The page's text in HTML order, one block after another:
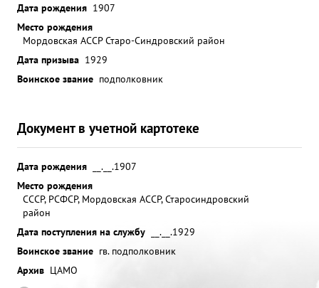
Дата рождения 1907
Место рождения
Мордовская АССР Старо-Синдровский район
Дата призыва 1929
Воинское звание подполковник
Документ в учетной картотеке
Дата рождения
__.__.1907
Место рождения
СССР, РСФСР, Мордовская АССР, Старосиндровский
район
Дата поступления на службу
__.__.1929
Воинское звание гв. подполковник
Архив ЦАМО